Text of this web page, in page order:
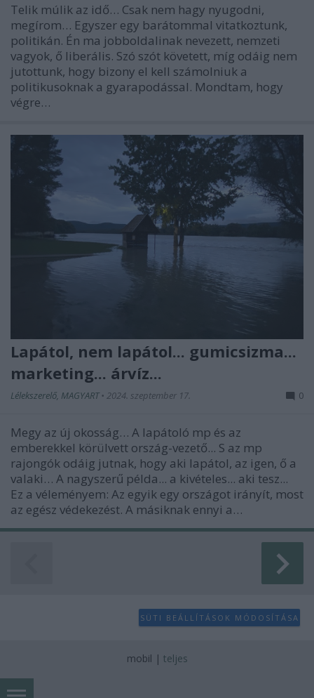
Telik múlik az idő… Csak nem hagy nyugodni,
megírom… Egyszer egy barátommal vitatkoztunk,
politikán. Én ma jobboldalinak nevezett, nemzeti
vagyok, ő liberális. Szó szót követett, míg odáig nem
jutottunk, hogy bizony el kell számolniuk a
politikusoknak a gyarapodással. Mondtam, hogy
végre…
Lapátol, nem lapátol... gumicsizma...
marketing... árvíz...
Lélekszerelő, MAGYART • 2024. szeptember 17. 0
Megy az új okosság… A lapátoló mp és az
emberekkel körülvett ország-vezető... S az mp
rajongók odáig jutnak, hogy aki lapátol, az igen, ő a
valaki… A nagyszerű példa... a kivételes... aki tesz...
Ez a véleményem: Az egyik egy országot irányít, most
az egész védekezést. A másiknak ennyi a…
SÜTI BEÁLLÍTÁSOK MÓDOSÍTÁSA
mobil | teljes